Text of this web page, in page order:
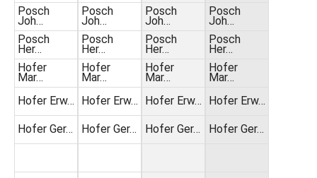
Posch
Joh…
Posch
Her…
Hofer
Mar…
Hofer Erw…
Hofer Ger…
Posch
Joh…
Posch
Her…
Hofer
Mar…
Hofer Erw…
Hofer Ger…
Posch
Joh…
Posch
Her…
Hofer
Mar…
Hofer Erw…
Hofer Ger…
Posch
Joh…
Posch
Her…
Hofer
Mar…
Hofer Erw…
Hofer Ger…